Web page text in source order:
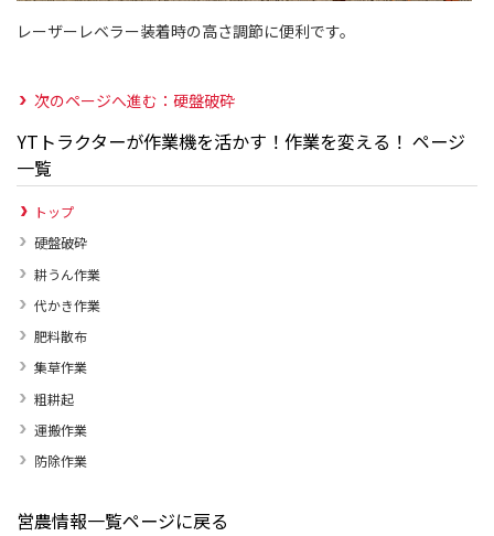
レーザーレベラー装着時の高さ調節に便利です。
次のページへ進む：硬盤破砕
YTトラクターが作業機を活かす！作業を変える！ ページ
一覧
トップ
硬盤破砕
耕うん作業
代かき作業
肥料散布
集草作業
粗耕起
運搬作業
防除作業
営農情報一覧ページに戻る